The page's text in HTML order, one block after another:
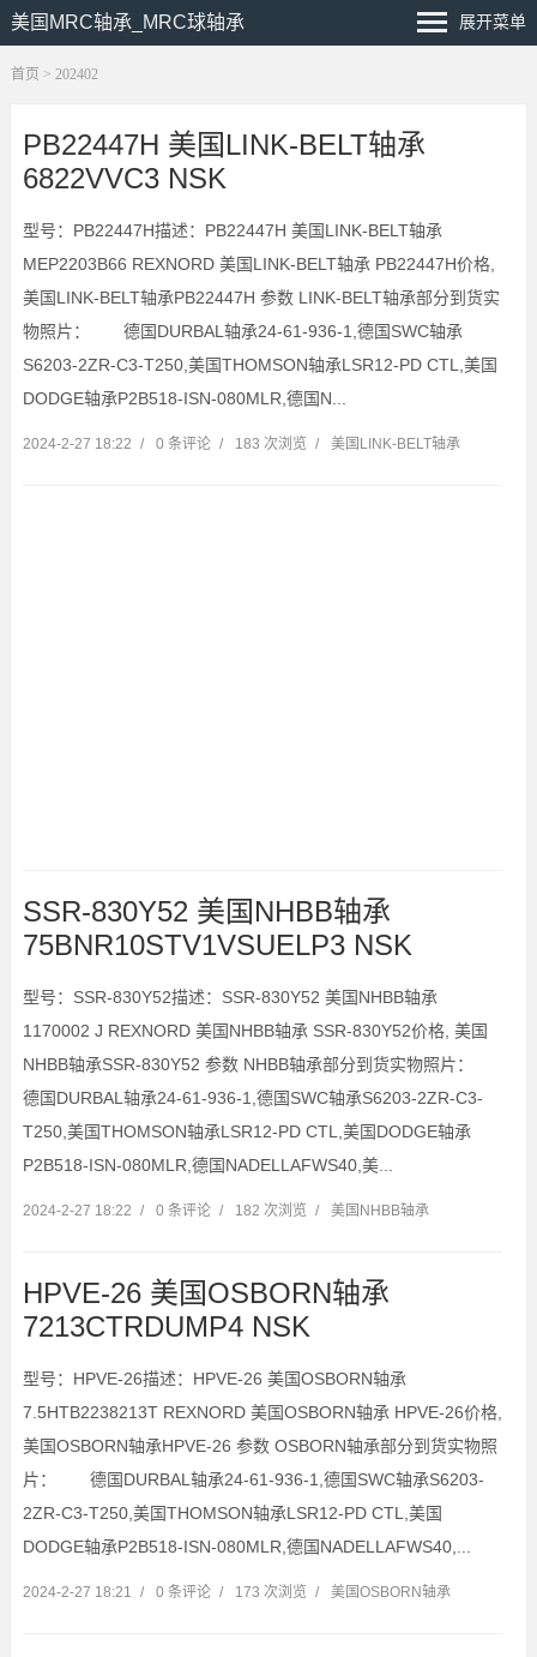
美国MRC轴承_MRC球轴承 展开菜单
首页 > 202402
PB22447H 美国LINK-BELT轴承
6822VVC3 NSK
型号：PB22447H描述：PB22447H 美国LINK-BELT轴承
MEP2203B66 REXNORD 美国LINK-BELT轴承 PB22447H价格,
美国LINK-BELT轴承PB22447H 参数 LINK-BELT轴承部分到货实
物照片： 德国DURBAL轴承24-61-936-1,德国SWC轴承
S6203-2ZR-C3-T250,美国THOMSON轴承LSR12-PD CTL,美国
DODGE轴承P2B518-ISN-080MLR,德国N...
2024-2-27 18:22 / 0 条评论 / 183 次浏览 / 美国LINK-BELT轴承
SSR-830Y52 美国NHBB轴承
75BNR10STV1VSUELP3 NSK
型号：SSR-830Y52描述：SSR-830Y52 美国NHBB轴承
1170002 J REXNORD 美国NHBB轴承 SSR-830Y52价格, 美国
NHBB轴承SSR-830Y52 参数 NHBB轴承部分到货实物照片：
德国DURBAL轴承24-61-936-1,德国SWC轴承S6203-2ZR-C3-
T250,美国THOMSON轴承LSR12-PD CTL,美国DODGE轴承
P2B518-ISN-080MLR,德国NADELLAFWS40,美...
2024-2-27 18:22 / 0 条评论 / 182 次浏览 / 美国NHBB轴承
HPVE-26 美国OSBORN轴承
7213CTRDUMP4 NSK
型号：HPVE-26描述：HPVE-26 美国OSBORN轴承
7.5HTB2238213T REXNORD 美国OSBORN轴承 HPVE-26价格,
美国OSBORN轴承HPVE-26 参数 OSBORN轴承部分到货实物照
片： 德国DURBAL轴承24-61-936-1,德国SWC轴承S6203-
2ZR-C3-T250,美国THOMSON轴承LSR12-PD CTL,美国
DODGE轴承P2B518-ISN-080MLR,德国NADELLAFWS40,...
2024-2-27 18:21 / 0 条评论 / 173 次浏览 / 美国OSBORN轴承